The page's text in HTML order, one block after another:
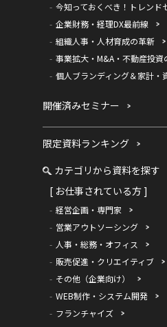
今知っておくべき！トレンド
企業財務・経理DX最前線
組織人事・人材育成の革新
事業拡大・M&A・不動産投資
個人ブランディング＆家計・
開催済みセミナー
限定資料ランキング
カテゴリから資料を探す
[ お仕事されている方 ]
経営企画・専門家
営業アウトソーシング
人事・総務・オフィス
販売促進・クリエイティブ
その他（企業向け）
WEB制作・システム開発
フランチャイズ